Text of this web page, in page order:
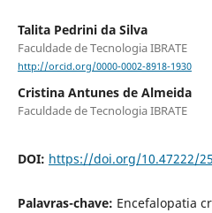
Talita Pedrini da Silva
Faculdade de Tecnologia IBRATE
http://orcid.org/0000-0002-8918-1930
Cristina Antunes de Almeida
Faculdade de Tecnologia IBRATE
DOI: https://doi.org/10.47222/
Palavras-chave: Encefalopatia